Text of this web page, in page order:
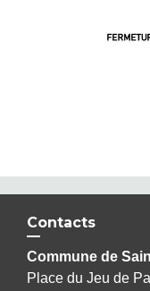
Contacts
Commune de
Place du Jeu de